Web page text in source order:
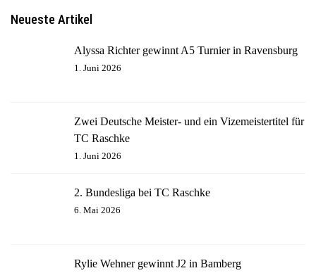
Neueste Artikel
Alyssa Richter gewinnt A5 Turnier in Ravensburg
1. Juni 2026
Zwei Deutsche Meister- und ein Vizemeistertitel für
TC Raschke
1. Juni 2026
2. Bundesliga bei TC Raschke
6. Mai 2026
Rylie Wehner gewinnt J2 in Bamberg